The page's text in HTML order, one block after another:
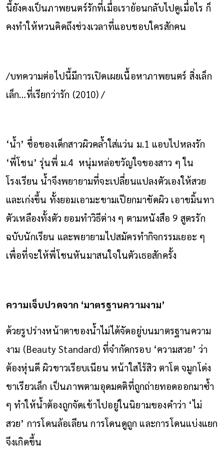
นี้ยังคงเป็นภาพยนตร์รักที่เมื่อเราย้อนกลับไปดูเมื่อไร ก็
คงทำให้หวนคิดถึงช่วงเวลาที่แอบชอบใครสักคน
/บทความต่อไปนี้มีการเปิดเผยเนื้อหาภาพยนตร์ สิ่งเล็ก
เล็ก…ที่เรียกว่ารัก (2010) /
‘น้ำ’ ชื่อของเด็กสาวผิวคล้ำใส่แว่น ม.1 แอบไปหลงรัก
‘พี่โชน’ รุ่นพี่ ม.4 หนุ่มหล่อขวัญใจของสาว ๆ ใน
โรงเรียน น้ำจึงพยายามที่จะเปลี่ยนแปลงตัวเองให้สวย
และเก่งขึ้น ทั้งยอมเอามะขามเปียกมาขัดผิว เอาขมิ้นทา
ตัวเหลืองทั้งตัว ยอมทำวิธีต่าง ๆ ตามหนังสือ 9 สูตรรัก
ฉบับนักเรียน และพยายามไปสมัครทำกิจกรรมเยอะ ๆ
เพื่อที่จะให้พี่โชนหันมาสนใจในตัวเธอสักครั้ง
ความเจ็บปวดจาก ‘มาตรฐานความงาม’
ด้วยรูปร่างหน้าตาของน้ำไม่ได้จัดอยู่บนมาตรฐานความ
งาม (Beauty Standard) ที่จำกัดกรอบ ‘ความสวย’ ว่า
ต้องหุ่นดี ผิวขาวเรียบเนียน หน้าใสไร้สิว ตาโต จมูกโด่ง
ขาเรียวเล็ก เป็นภาพตามอุดมคติที่ถูกถ่ายทอดออกมาซ้ำ
ๆ ทำให้น้ำต้องถูกจัดเข้าไปอยู่ในนิยามของคำว่า ‘ไม่
สวย’ การโดนล้อเลียน การโดนดูถูก และการโดนแบ่งแยก
จึงเกิดขึ้น